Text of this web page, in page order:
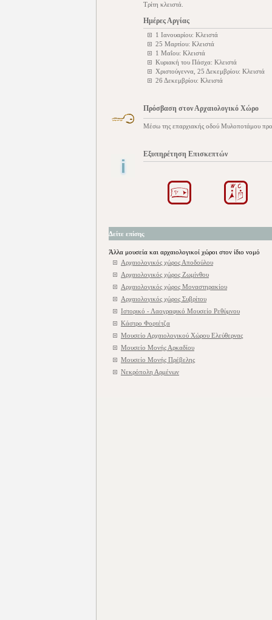
Τρίτη κλειστά.
Ημέρες Αργίας
1 Ιανουαρίου: Κλειστά
25 Μαρτίου: Κλειστά
1 Μαΐου: Κλειστά
Κυριακή του Πάσχα: Κλειστά
Χριστούγεννα, 25 Δεκεμβρίου: Κλειστά
26 Δεκεμβρίου: Κλειστά
Πρόσβαση στον Αρχαιολογικό Χώρο
Μέσω της επαρχιακής οδού Μυλοποτάμου
Εξυπηρέτηση Επισκεπτών
Δείτε επίσης
Άλλα μουσεία και αρχαιολογικοί χώροι στον ίδιο νομό
Αρχαιολογικός χώρος Αποδούλου
Αρχαιολογικός χώρος Ζωμίνθου
Αρχαιολογικός χώρος Μοναστηρακίου
Αρχαιολογικός χώρος Συβρίτου
Ιστορικό - Λαογραφικό Μουσείο Ρεθύμνου
Κάστρο Φορτέτζα
Μουσείο Αρχαιολογικού Χώρου Ελεύθερνας
Μουσείο Μονής Αρκαδίου
Μουσείο Μονής Πρέβελης
Νεκρόπολη Αρμένων